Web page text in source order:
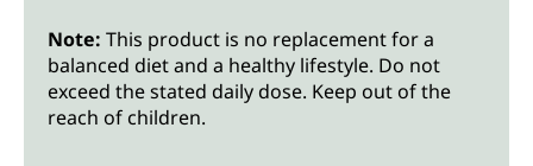
Note: This product is no replacement for a
balanced diet and a healthy lifestyle. Do not
exceed the stated daily dose. Keep out of the
reach of children.